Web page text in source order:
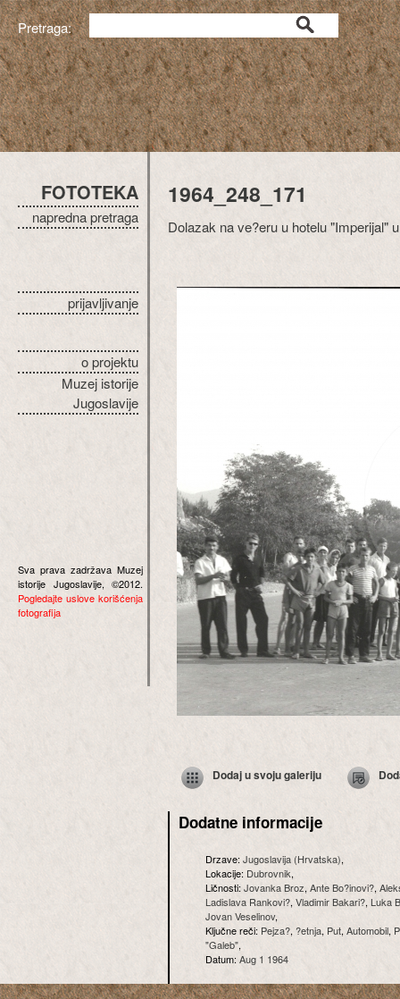
Pretraga:
FOTOTEKA
napredna pretraga
prijavljivanje
o projektu
Muzej istorije
Jugoslavije
Sva prava zadržava Muzej
istorije Jugoslavije, ©2012.
Pogledajte uslove korišćenja
fotografija
1964_248_171
Dolazak na ve?eru u hotelu "Imperijal"
Dodaj u svoju galeriju
Dodatne informacije
Drzave:Jugoslavija (Hrvatska),
Lokacije: Dubrovnik,
Ličnosti:Jovanka Broz, Ante Bo?inovi?,
Ladislava Rankovi?, Vladimir Bakari?, Luka
Jovan Veselinov,
Ključne reči: Pejza?, ?etnja, Put, Automobil,
"Galeb",
Datum: Aug 1 1964